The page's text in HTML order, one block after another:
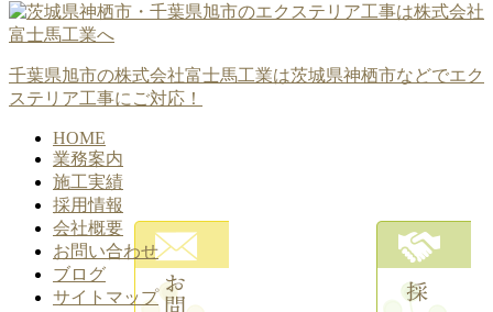
千葉県旭市の株式会社富士馬工業は茨城県神栖市などでエク
ステリア工事にご対応！
HOME
業務案内
施工実績
採用情報
会社概要
お問い合わせ
ブログ
サイトマップ